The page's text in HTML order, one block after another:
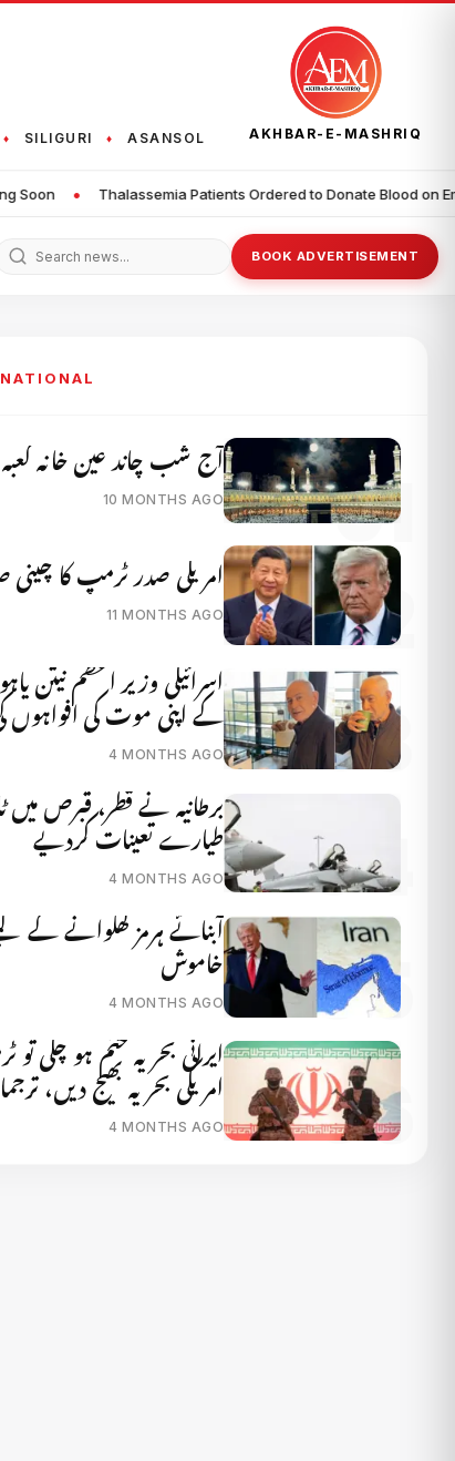
♦ SILIGURI ♦ ASANSOL AKHBAR-E-MASHRIQ
Patients Ordered to Donate Blood on Emergency Basis •
BOOK ADVERTISEMENT
آج شب چاند عین خانہ
10 MONTHS AGO
امریکی صدر ٹرمپ کا چینی
11 MONTHS AGO
اسرائیلی وزیر اعظم نیتن
کے اپنی موت کی افواہوں
4 MONTHS AGO
طیارے تعینات کردیے
4 MONTHS AGO
آبنائے ہرمز کھلوانے کے
خاموش
4 MONTHS AGO
ایرانی بحریہ ختم ہو چکی
امریکی بحریہ بھیج دیں،
4 MONTHS AGO